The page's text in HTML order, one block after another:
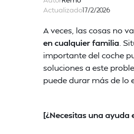
Actualizado17/2/2026
A veces, las cosas no
en cualquier familia .
importante del coche
soluciones a este
puede durar más de lo
[¿Necesitas una